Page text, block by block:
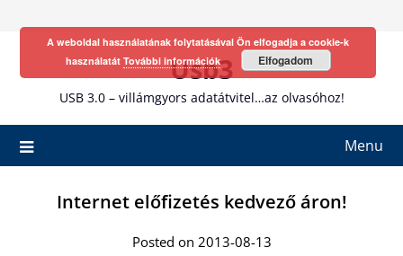
Usb3
USB 3.0 – villámgyors adatátvitel…az olvasóhoz!
Menu
Internet előfizetés kedvező áron!
Posted on 2013-08-13
A weboldal használatának folytatásával Ön elfogadja a cookie-k
használatát További információk Elfogadom